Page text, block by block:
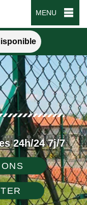
MENU
24h/24 7j/7